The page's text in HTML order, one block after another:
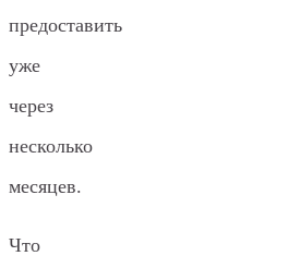
предоставить
уже
через
несколько
месяцев.
Что